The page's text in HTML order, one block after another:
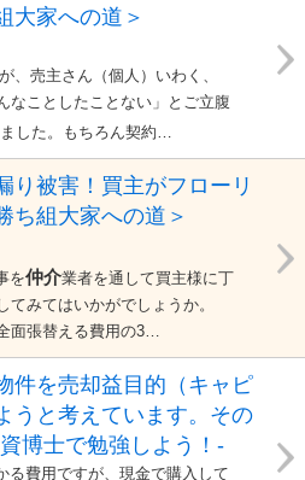
大家への道＞
売主さん（個人）いわく、
なことしたことない」とご立腹
した。もちろん契約…
り被害！買主がフローリ
ち組大家への道＞
を仲介業者を通して買主様に丁
てみてはいかがでしょうか。
面張替える費用の3…
件を売却益目的（キャピ
うと考えています。その
博士で勉強しよう！-
る費用ですが、現金で購入して